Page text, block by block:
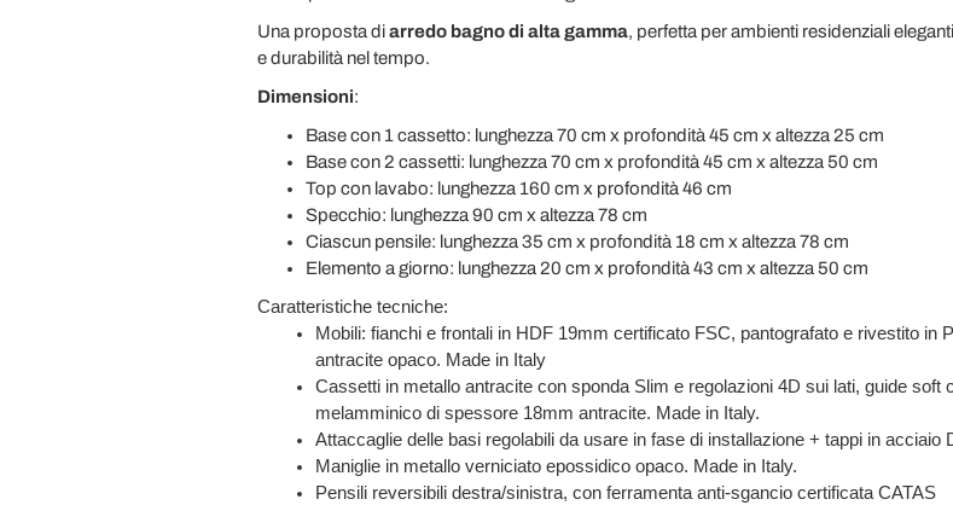
Una proposta diarredo bagno di alta gamma, perfetta per ambienti residenziali
e durabilità nel tempo.
Dimensioni:
Base con 1 cassetto: lunghezza 70 cm x profondità 45 cm x altezza 25 cm
Base con 2 cassetti: lunghezza 70 cm x profondità 45 cm x altezza 50 cm
Top con lavabo: lunghezza 160 cm x profondità 46 cm
Specchio: lunghezza 90 cm x altezza 78 cm
Ciascun pensile: lunghezza 35 cm x profondità 18 cm x altezza 78 cm
Elemento a giorno: lunghezza 20 cm x profondità 43 cm x altezza 50 cm
Caratteristiche tecniche:
Mobili: fianchi e frontali in HDF 19mm certificato FSC, pantografato e rivestito in
antracite opaco. Made in Italy
Cassetti in metallo antracite con sponda Slim e regolazioni 4D sui lati, guide soft
melamminico di spessore 18mm antracite. Made in Italy.
Attaccaglie delle basi regolabili da usare in fase di installazione + tappi in acciaio
Maniglie in metallo verniciato epossidico opaco. Made in Italy.
Pensili reversibili destra/sinistra, con ferramenta anti-sgancio certificata CATAS